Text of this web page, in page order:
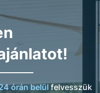
órán belül felvesszük